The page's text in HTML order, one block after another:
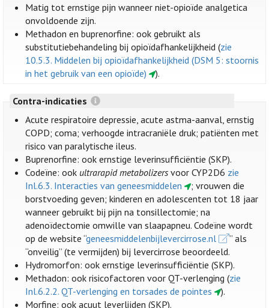
Matig tot ernstige pijn wanneer niet-opioïde analgetica
onvoldoende zijn.
Methadon en buprenorfine: ook gebruikt als
substitutiebehandeling bij opioïdafhankelijkheid (zie
10.5.3. Middelen bij opioïdafhankelijkheid (DSM 5: stoornis
in het gebruik van een opioïde)
).
Contra-indicaties
Acute respiratoire depressie, acute astma-aanval, ernstig
COPD; coma; verhoogde intracraniële druk; patiënten met
risico van paralytische ileus.
Buprenorfine: ook ernstige leverinsufficiëntie (SKP).
Codeïne: ook ultrarapid metabolizers voor CYP2D6 zie
Inl.6.3. Interacties van geneesmiddelen
; vrouwen die
borstvoeding geven; kinderen en adolescenten tot 18 jaar
wanneer gebruikt bij pijn na tonsillectomie; na
adenoïdectomie omwille van slaapapneu. Codeïne wordt
op de website “geneesmiddelenbijlevercirrose.nl
” als
“onveilig” (te vermijden) bij levercirrose beoordeeld.
Hydromorfon: ook ernstige leverinsufficiëntie (SKP).
Methadon: ook risicofactoren voor QT-verlenging (zie
Inl.6.2.2. QT-verlenging en torsades de pointes
).
Morfine: ook acuut leverlijden (SKP).